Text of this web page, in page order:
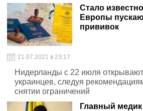
Стало
Европы
прививок
21.07.2021 в 23:17
Нидерланды с 22 июля
украинцев, следуя
снятии ограничений
Главный